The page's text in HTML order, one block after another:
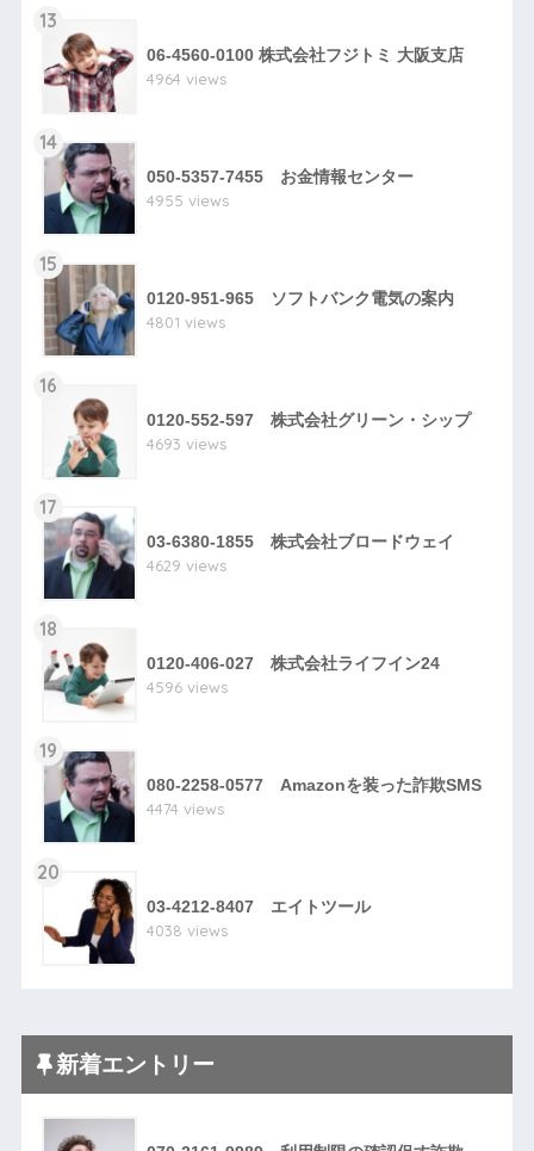
13
06-4560-0100 株式会社フジトミ 大阪支店
4964 views
14
050-5357-7455 お金情報センター
4955 views
15
0120-951-965 ソフトバンク電気の案内
4801 views
16
0120-552-597 株式会社グリーン・シップ
4693 views
17
03-6380-1855 株式会社ブロードウェイ
4629 views
18
0120-406-027 株式会社ライフイン24
4596 views
19
080-2258-0577 Amazonを装った詐欺SMS
4474 views
20
03-4212-8407 エイトツール
4038 views
新着エントリー